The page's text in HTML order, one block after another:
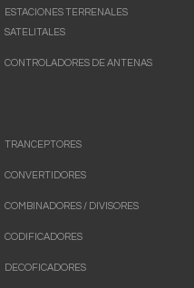
ESTACIONES TERRENALES
SATELITALES
CONTROLADORES DE ANTENAS
TRANCEPTORES
CONVERTIDORES
COMBINADORES / DIVISORES
CODIFICADORES
DECOFICADORES